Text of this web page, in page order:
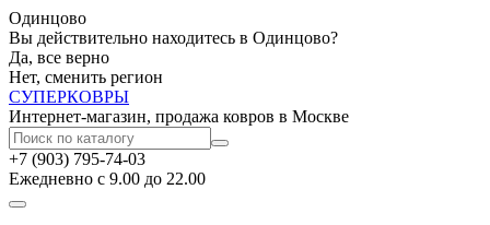
Одинцово
Вы действительно находитесь в Одинцово?
Да, все верно
Нет, сменить регион
СУПЕРКОВРЫ
Интернет-магазин, продажа ковров в Москве
+7 (903) 795-74-03
Ежедневно с 9.00 до 22.00